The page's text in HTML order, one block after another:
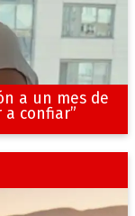
a un mes de
a confiar”